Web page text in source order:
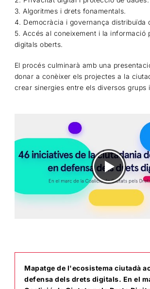
3. Algoritmes i drets fonamentals.
4. Democràcia i governança distribuïda
5. Accés al coneixement i la informació
digitals oberts.
El procés culminarà amb una
donar a conèixer els projectes a la
crear sinergies entre els diversos grups
Mapatge de l'ecosistema ciutadà
defensa dels drets digitals. En el